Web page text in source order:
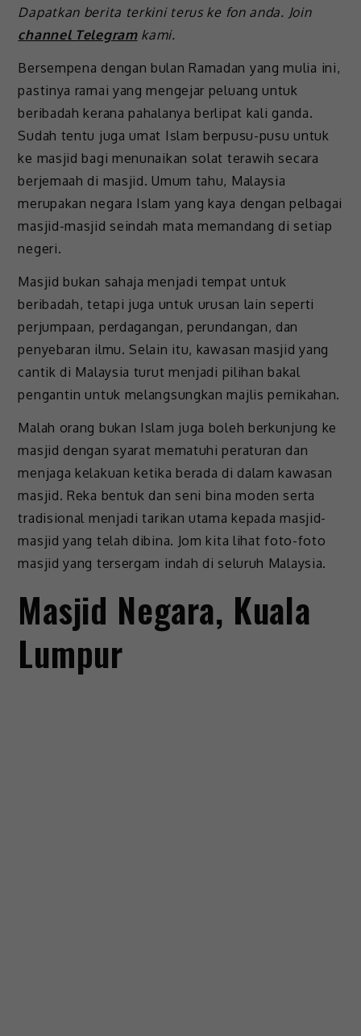
Dapatkan berita terkini terus ke fon anda. Join
channel Telegramkami.
Bersempena dengan bulan Ramadan yang mulia ini,
pastinya ramai yang mengejar peluang untuk
beribadah kerana pahalanya berlipat kali ganda.
Sudah tentu juga umat Islam berpusu-pusu untuk
ke masjid bagi menunaikan solat terawih secara
berjemaah di masjid. Umum tahu, Malaysia
merupakan negara Islam yang kaya dengan pelbagai
masjid-masjid seindah mata memandang di setiap
negeri.
Masjid bukan sahaja menjadi tempat untuk
beribadah, tetapi juga untuk urusan lain seperti
perjumpaan, perdagangan, perundangan, dan
penyebaran ilmu. Selain itu, kawasan masjid yang
cantik di Malaysia turut menjadi pilihan bakal
pengantin untuk melangsungkan majlis pernikahan.
Malah orang bukan Islam juga boleh berkunjung ke
masjid dengan syarat mematuhi peraturan dan
menjaga kelakuan ketika berada di dalam kawasan
masjid. Reka bentuk dan seni bina moden serta
tradisional menjadi tarikan utama kepada masjid-
masjid yang telah dibina. Jom kita lihat foto-foto
masjid yang tersergam indah di seluruh Malaysia.
Masjid Negara, Kuala
Lumpur